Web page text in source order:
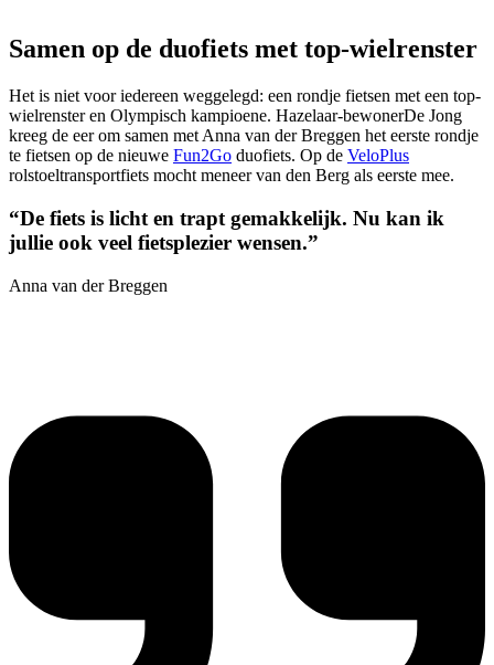
Samen op de duofiets met top-wielrenster
Het is niet voor iedereen weggelegd: een rondje fietsen met een top-
wielrenster en Olympisch kampioene. Hazelaar-bewonerDe Jong
kreeg de eer om samen met Anna van der Breggen het eerste rondje
te fietsen op de nieuwe Fun2Go duofiets. Op de VeloPlus
rolstoeltransportfiets mocht meneer van den Berg als eerste mee.
“De fiets is licht en trapt gemakkelijk. Nu kan ik
jullie ook veel fietsplezier wensen.”
Anna van der Breggen